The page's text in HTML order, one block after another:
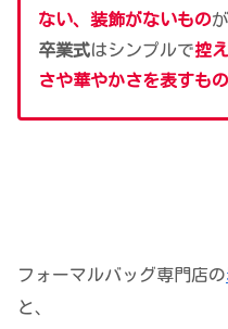
ない、装飾がないもの
卒業式はシンプルで控
さや華やかさを表すもの
フォーマルバッグ専門店の
と、